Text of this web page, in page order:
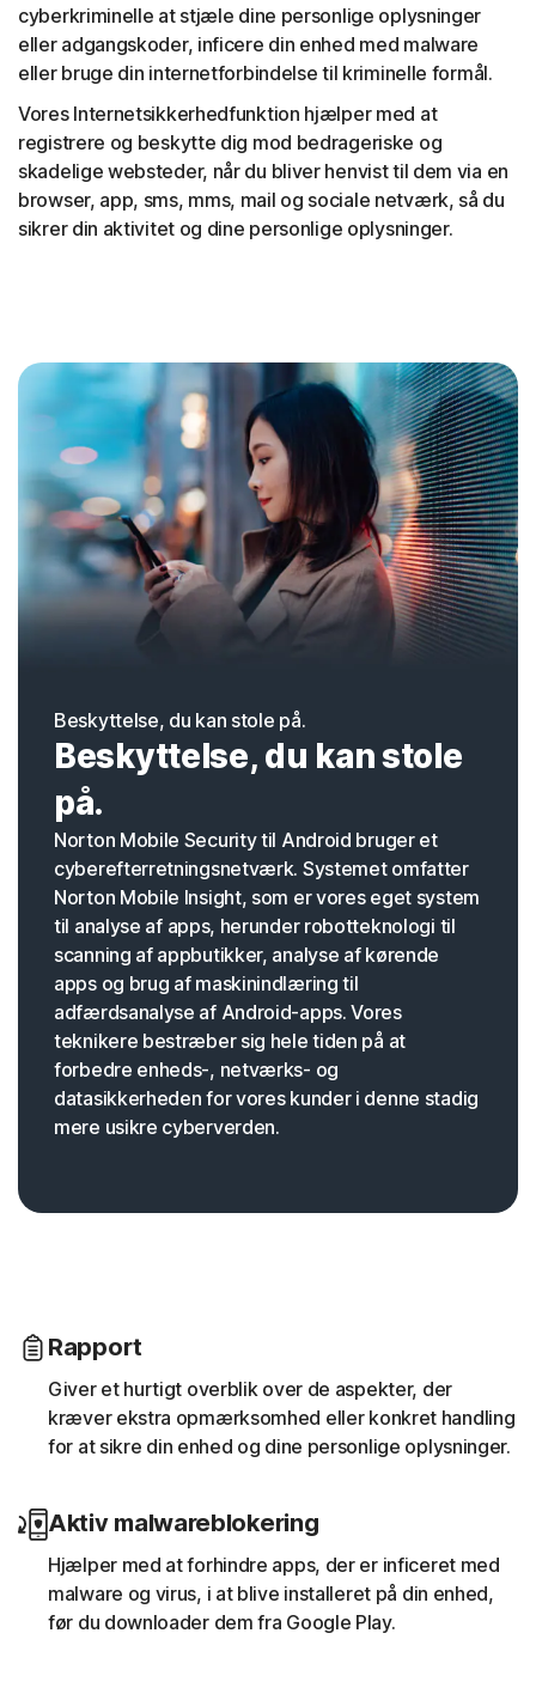
cyberkriminelle at stjæle dine personlige oplysninger
eller adgangskoder, inficere din enhed med malware
eller bruge din internetforbindelse til kriminelle formål.
Vores Internetsikkerhedfunktion hjælper med at
registrere og beskytte dig mod bedrageriske og
skadelige websteder, når du bliver henvist til dem via en
browser, app, sms, mms, mail og sociale netværk, så du
sikrer din aktivitet og dine personlige oplysninger.
Beskyttelse, du kan stole på.
Beskyttelse, du kan stole
på.
Norton Mobile Security til Android bruger et
cyberefterretningsnetværk. Systemet omfatter
Norton Mobile Insight, som er vores eget system
til analyse af apps, herunder robotteknologi til
scanning af appbutikker, analyse af kørende
apps og brug af maskinindlæring til
adfærdsanalyse af Android-apps. Vores
teknikere bestræber sig hele tiden på at
forbedre enheds-, netværks- og
datasikkerheden for vores kunder i denne stadig
mere usikre cyberverden.
Rapport
Giver et hurtigt overblik over de aspekter, der
kræver ekstra opmærksomhed eller konkret handling
for at sikre din enhed og dine personlige oplysninger.
Aktiv malwareblokering
Hjælper med at forhindre apps, der er inficeret med
malware og virus, i at blive installeret på din enhed,
før du downloader dem fra Google Play.